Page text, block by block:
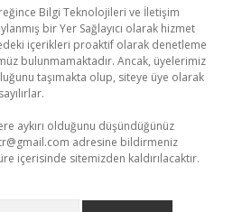
Bilgi Teknolojileri ve İletişim
bir Yer Sağlayıcı olarak hizmet
içerikleri proaktif olarak denetleme
bulunmamaktadır. Ancak, üyelerimiz
taşımakta olup, siteye üye olarak
aykırı olduğunu düşündüğünüz
adresine bildirmeniz
içerisinde sitemizden kaldırılacaktır.